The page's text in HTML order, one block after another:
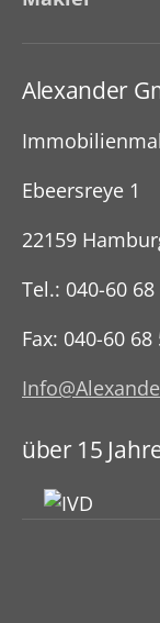
Alexander
Ebeersreye 1
22159
Tel.: 040-60
Fax: 040-60 68
über 15